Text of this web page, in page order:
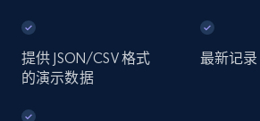
提供 JSON/CSV 格式
的演示数据
最新记录